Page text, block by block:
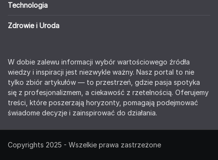
Technologia
Zdrowie i Uroda
W dobie zalewu informacji wybór wartościowego źródła
wiedzy i inspiracji jest niezwykle ważny. Nasz portal to nie
tylko zbiór artykułów — to przestrzeń, gdzie pasja spotyka
się z profesjonalizmem, a ciekawość z rzetelnością. Oferujemy
treści, które poszerzają horyzonty, pomagają podejmować
świadome decyzje i zainspirować do działania.
Copyrights 2025 - Wszelkie prawa zastrzeżone